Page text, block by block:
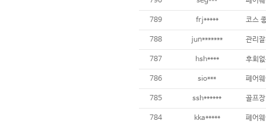
789 frj*****
788 jun******* 관리
787 hsh****
786 sio***
785 ssh******
784 kka***** 페어